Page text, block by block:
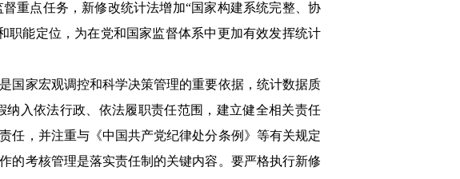
重点任务，新修改统计法增加“国家构建系统完整、协
职能定位，为在党和国家监督体系中更加有效发挥统计
国家宏观调控和科学决策管理的重要依据，统计数据质
入依法行政、依法履职责任范围，建立健全相关责任
任，并注重与《中国共产党纪律处分条例》等有关规定
的考核管理是落实责任制的关键内容。要严格执行新修